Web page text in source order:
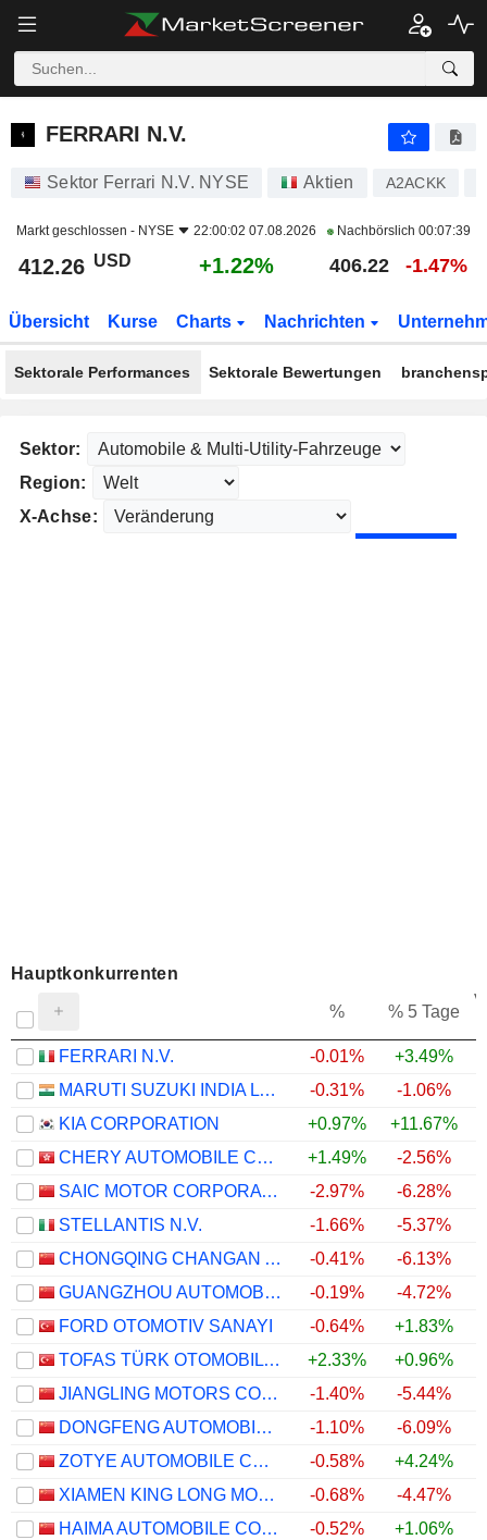
FERRARI N.V.
FERRARI N.V.
Sektor Ferrari N.V. NYSE Aktien A2ACKK
Markt geschlossen - NYSE 22:00:02 07.08.2026 Nachbörslich 00:07:39
412.26 USD +1.22% 406.22 -1.47%
Übersicht Kurse Charts Nachrichten
Sektorale Performances Sektorale Bewertungen
Sektor:
Region:
X-Achse:
Hauptkonkurrenten
% % 5 Tage
FERRARI N.V. -0.01% +3.49%
MARUTI SUZUKI INDIA LTD
-0.31% -1.06%
KIA CORPORATION
+0.97% +11.67%
CHERY AUTOMOBILE CO., LTD.
+1.49% -2.56%
SAIC MOTOR CORPORATION LIMITED
-2.97% -6.28%
STELLANTIS N.V.
-1.66% -5.37%
CHONGQING CHANGAN AUTOMOBILE COMPANY LIMITED
-0.41% -6.13%
GUANGZHOU AUTOMOBILE GROUP CO., LTD.
-0.19% -4.72%
FORD OTOMOTIV SANAYI
-0.64% +1.83%
TOFAS TÜRK OTOMOBIL FABRIKASI ANONIM SIRKETI
+2.33% +0.96%
JIANGLING MOTORS CORPORATION, LTD.
-1.40% -5.44%
DONGFENG AUTOMOBILE CO. LTD
-1.10% -6.09%
ZOTYE AUTOMOBILE CO., LTD
-0.58% +4.24%
XIAMEN KING LONG MOTOR GROUP CO., LTD.
-0.68% -4.47%
HAIMA AUTOMOBILE CO.,LTD
-0.52% +1.06%